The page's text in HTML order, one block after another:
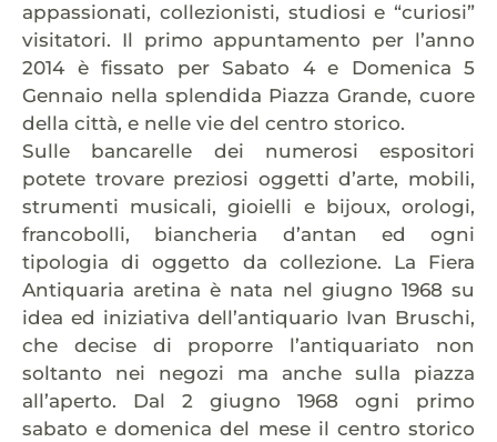
appassionati, collezionisti, studiosi e “curiosi”
visitatori. Il primo appuntamento per l’anno
2014 è fissato per Sabato 4 e Domenica 5
Gennaio nella splendida Piazza Grande, cuore
della città, e nelle vie del centro storico.
Sulle bancarelle dei numerosi espositori
potete trovare preziosi oggetti d’arte, mobili,
strumenti musicali, gioielli e bijoux, orologi,
francobolli, biancheria d’antan ed ogni
tipologia di oggetto da collezione. La Fiera
Antiquaria aretina è nata nel giugno 1968 su
idea ed iniziativa dell’antiquario Ivan Bruschi,
che decise di proporre l’antiquariato non
soltanto nei negozi ma anche sulla piazza
all’aperto. Dal 2 giugno 1968 ogni primo
sabato e domenica del mese il centro storico